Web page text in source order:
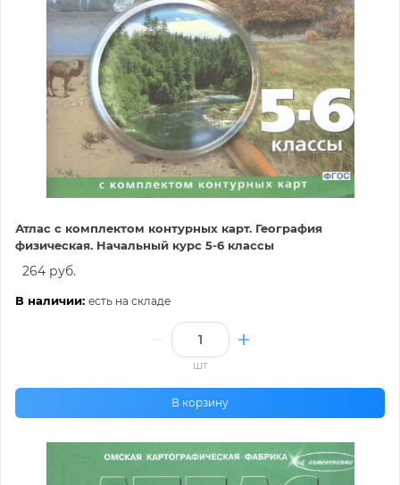
Атлас с комплектом контурных карт. География
физическая. Начальный курс 5-6 классы
264 руб.
В наличии: есть на складе
шт
В корзину